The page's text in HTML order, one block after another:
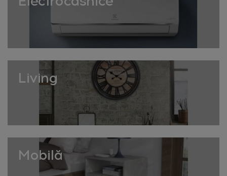
completă de umerașe pe HomeVibes!
Organizarea dulapului cu
umerașe potrivite
Un dulap organizat eficient folosește umerașe de același
tip pentru un aspect vizual ordonat și pentru
maximizarea spațiului disponibil pe bară. Gruparea
hainelor pe categorii – cămăși, pantaloni, haine de
exterior – folosind tipul potrivit de umeraș pentru fiecare,
face găsirea rapidă a ținutelor mult mai ușoară
dimineața.
Colecția HomeVibes de umerașe oferă soluții pentru
orice tip de garderobă, de la cea minimalistă la cea
Living
Mobilă